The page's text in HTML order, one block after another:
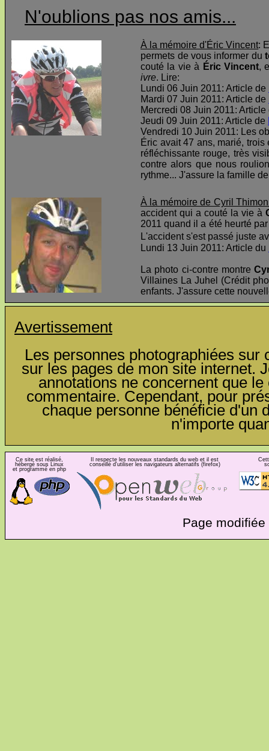
N'oublions pas nos amis...
À la mémoire d'Éric Vincent:
permets de vous informer du
couté la vie à Éric Vincent,
ivre. Lire:
Lundi 06 Juin 2011: Article de
Mardi 07 Juin 2011: Article de
Mercredi 08 Juin 2011:
Jeudi 09 Juin 2011: Article de
Vendredi 10 Juin 2011: Les
Éric avait 47 ans, marié,
réfléchissante rouge, très
contre alors que nous
rythme... J'assure la famille
À la mémoire de Cyril
accident qui a couté la vie à
2011 quand il a été heurté
L'accident s'est passé juste
Lundi 13 Juin 2011: Article du
La photo ci-contre montre
Villaines La Juhel (Crédit
enfants. J'assure cette
Avertissement
Les personnes photographiées
sur les pages de mon site internet.
annotations ne concernent que
commentaire. Cependant, pour
chaque personne bénéficie d'un
n'importe
Ce site est réalisé,
hébergé sous Linux
et programmé en php
Il respecte les nouveaux standards du web et il est
conseillé d'utiliser les navigateurs alternatifs (firefox)
Page